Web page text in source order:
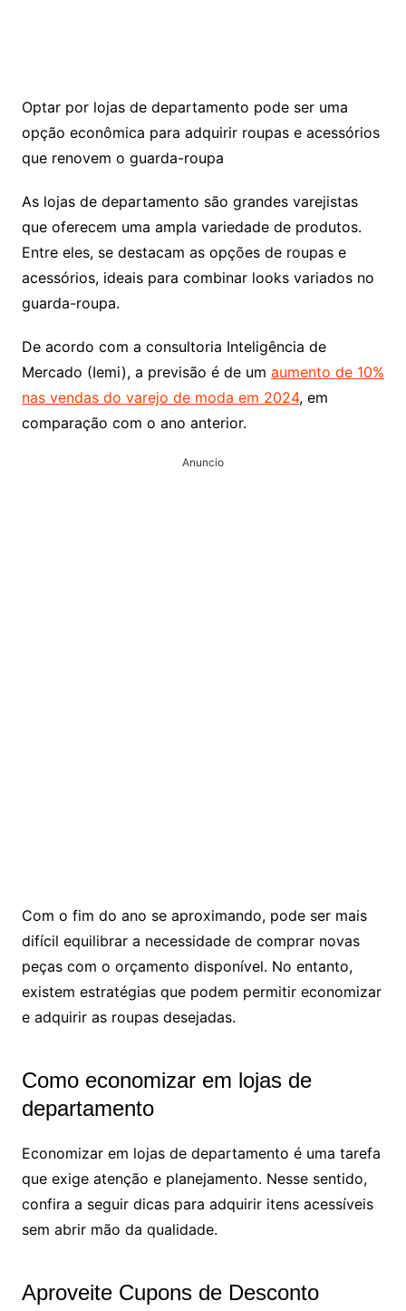
Optar por lojas de departamento pode ser uma
opção econômica para adquirir roupas e acessórios
que renovem o guarda-roupa
As lojas de departamento são grandes varejistas
que oferecem uma ampla variedade de produtos.
Entre eles, se destacam as opções de roupas e
acessórios, ideais para combinar looks variados no
guarda-roupa.
De acordo com a consultoria Inteligência de
Mercado (Iemi), a previsão é de um aumento de 10%
nas vendas do varejo de moda em 2024, em
comparação com o ano anterior.
Anuncio
Com o fim do ano se aproximando, pode ser mais
difícil equilibrar a necessidade de comprar novas
peças com o orçamento disponível. No entanto,
existem estratégias que podem permitir economizar
e adquirir as roupas desejadas.
Como economizar em lojas de
departamento
Economizar em lojas de departamento é uma tarefa
que exige atenção e planejamento. Nesse sentido,
confira a seguir dicas para adquirir itens acessíveis
sem abrir mão da qualidade.
Aproveite Cupons de Desconto